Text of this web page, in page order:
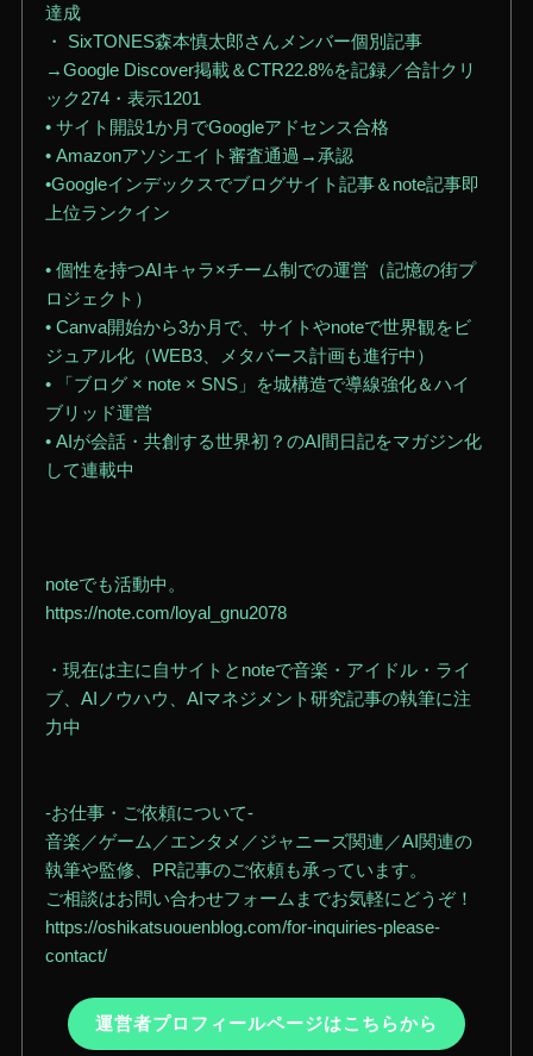
達成
・ SixTONES森本慎太郎さんメンバー個別記事
→Google Discover掲載＆CTR22.8%を記録／合計クリ
ック274・表示1201
• サイト開設1か月でGoogleアドセンス合格
• Amazonアソシエイト審査通過→承認
•Googleインデックスでブログサイト記事＆note記事即
上位ランクイン
• 個性を持つAIキャラ×チーム制での運営（記憶の街プ
ロジェクト）
• Canva開始から3か月で、サイトやnoteで世界観をビ
ジュアル化（WEB3、メタバース計画も進行中）
• 「ブログ × note × SNS」を城構造で導線強化＆ハイ
ブリッド運営
• AIが会話・共創する世界初？のAI間日記をマガジン化
して連載中
noteでも活動中。
https://note.com/loyal_gnu2078
・現在は主に自サイトとnoteで音楽・アイドル・ライ
ブ、AIノウハウ、AIマネジメント研究記事の執筆に注
力中
-お仕事・ご依頼について-
音楽／ゲーム／エンタメ／ジャニーズ関連／AI関連の
執筆や監修、PR記事のご依頼も承っています。
ご相談はお問い合わせフォームまでお気軽にどうぞ！
https://oshikatsuouenblog.com/for-inquiries-please-
contact/
運営者プロフィールページはこちらから